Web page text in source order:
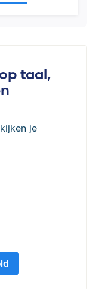
taal,
je